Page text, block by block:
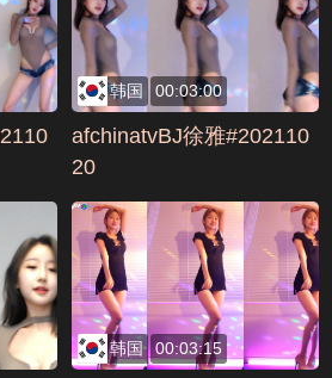
韩国 00:03:00
afchinatvBJ徐雅#202110
20
韩国 00:03:15